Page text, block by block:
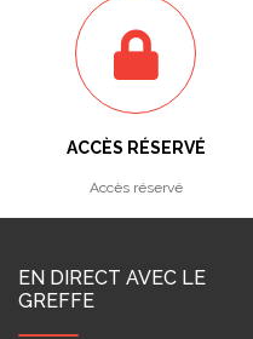
ACCÈS RÉSERVÉ
Accès réservé
EN DIRECT AVEC LE
GREFFE